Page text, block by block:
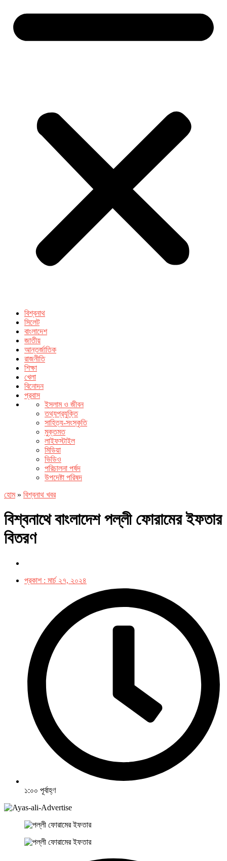
বিশ্বনাথ
সিলেট
বাংলাদেশ
জাতীয়
আন্তর্জাতিক
রাজনীতি
শিক্ষা
খেলা
বিনোদন
প্রবাস
ইসলাম ও জীবন
তথ্যপ্রযুক্তি
সাহিত্য-সংস্কৃতি
মুক্তমত
লাইফস্টাইল
মিডিয়া
ভিডিও
পরিচালনা পর্ষদ
উপদেষ্টা পরিষদ
হোম» বিশ্বনাথ খবর
বিশ্বনাথে বাংলাদেশ পল্লী ফোরামের ইফতার
বিতরণ
প্রকাশ : মার্চ ২৭, ২০২৪
১:০০ পূর্বাহ্ণ